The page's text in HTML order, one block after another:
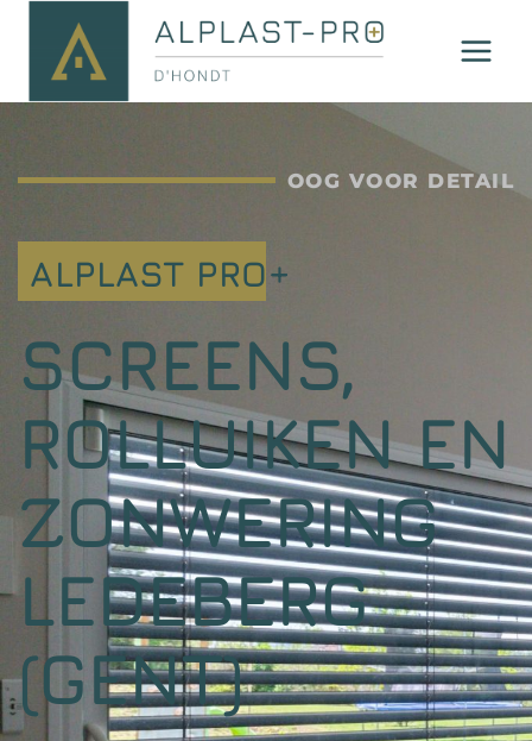
OOG VOOR DETAIL
ALPLAST PRO+
SCREENS,
ROLLUIKEN EN
ZONWERING
LEDEBERG
(GENT)